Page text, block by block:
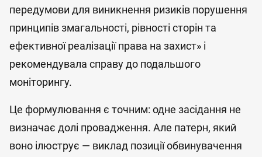
передумови для виникнення ризиків порушення
принципів змагальності, рівності сторін та
ефективної реалізації права на захист» і
рекомендувала справу до подальшого
моніторингу.
Це формулювання є точним: одне засідання не
визначає долі провадження. Але патерн, який
воно ілюструє — виклад позиції обвинувачення